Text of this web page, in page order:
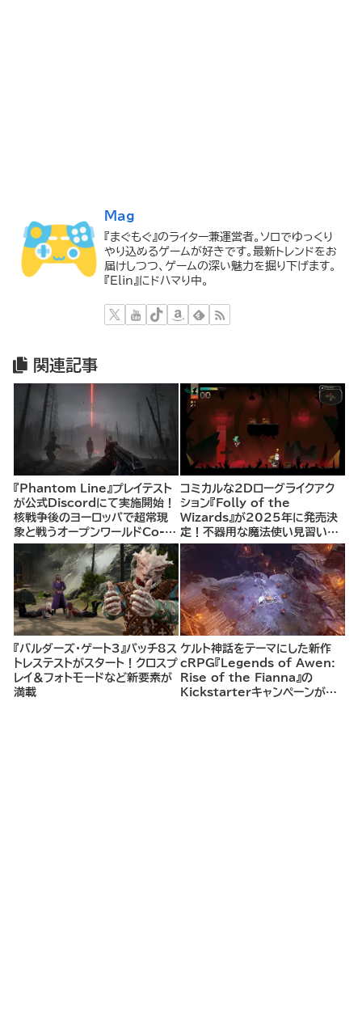
Mag
『まぐもぐ』のライター兼運営者。ソロでゆっくり
やり込めるゲームが好きです。最新トレンドをお
届けしつつ、ゲームの深い魅力を掘り下げます。
『Elin』にドハマり中。
関連記事
『Phantom Line』プレイテスト
が公式Discordにて実施開始！
核戦争後のヨーロッパで超常現
象と戦うオープンワールドCo-
opシューター
コミカルな2Dローグライクアク
ション『Folly of the
Wizards』が2025年に発売決
定！不器用な魔法使い見習いと
して、ランダム生成ダンジョンを
探索し、世界を救う冒険へ。
『バルダーズ・ゲート3』パッチ8ス
トレステストがスタート！クロスプ
レイ＆フォトモードなど新要素が
満載
ケルト神話をテーマにした新作
cRPG『Legends of Awen:
Rise of the Fianna』の
Kickstarterキャンペーンがま